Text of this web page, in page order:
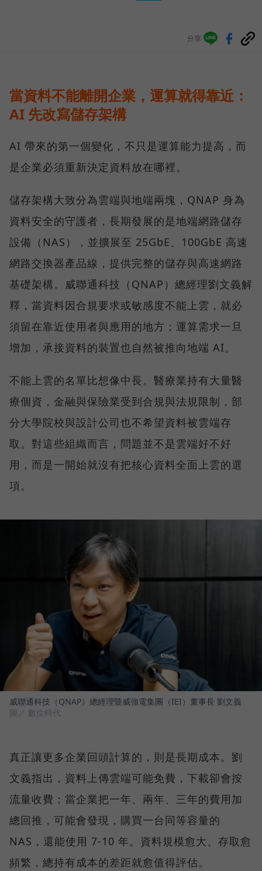
分享
當資料不能離開企業，運算就得靠近：
AI 先改寫儲存架構
AI 帶來的第一個變化，不只是運算能力提高，而
是企業必須重新決定資料放在哪裡。
儲存架構大致分為雲端與地端兩塊，QNAP 身為
資料安全的守護者，長期發展的是地端網路儲存
設備（NAS），並擴展至 25GbE、100GbE 高速
網路交換器產品線，提供完整的儲存與高速網路
基礎架構。威聯通科技（QNAP）總經理劉文義解
釋，當資料因合規要求或敏感度不能上雲，就必
須留在靠近使用者與應用的地方；運算需求一旦
增加，承接資料的裝置也自然被推向地端 AI。
不能上雲的名單比想像中長。醫療業持有大量醫
療個資，金融與保險業受到合規與法規限制，部
分大學院校與設計公司也不希望資料被雲端存
取。對這些組織而言，問題並不是雲端好不好
用，而是一開始就沒有把核心資料全面上雲的選
項。
威聯通科技（QNAP）總經理暨威強電集團（IEI）董事長 劉文義
圖／ 數位時代
真正讓更多企業回頭計算的，則是長期成本。劉
文義指出，資料上傳雲端可能免費，下載卻會按
流量收費；當企業把一年、兩年、三年的費用加
總回推，可能會發現，購買一台同等容量的
NAS，還能使用 7-10 年。資料規模愈大、存取愈
頻繁，總持有成本的差距就愈值得評估。